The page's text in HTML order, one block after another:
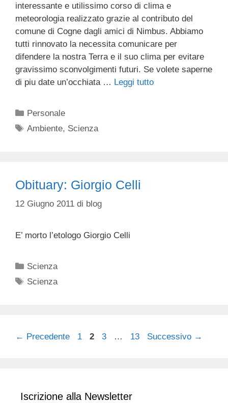
interessante e utilissimo corso di clima e
meteorologia realizzato grazie al contributo del
comune di Cogne dagli amici di Nimbus. Abbiamo
tutti rinnovato la necessita comunicare per
difendere la nostra Terra e il suo clima per evitare
gravissimo sconvolgimenti futuri. Se volete saperne
di piu date un’occhiata … Leggi tutto
Categorie
Personale
Tag
Ambiente, Scienza
Obituary: Giorgio Celli
12 Giugno 2011 di blog
E’ morto l’etologo Giorgio Celli
Categorie
Scienza
Tag
Scienza
← Precedente Pagina
1 Pagina
2 Pagina
3 … Pagina
13 Successivo →
Iscrizione alla Newsletter